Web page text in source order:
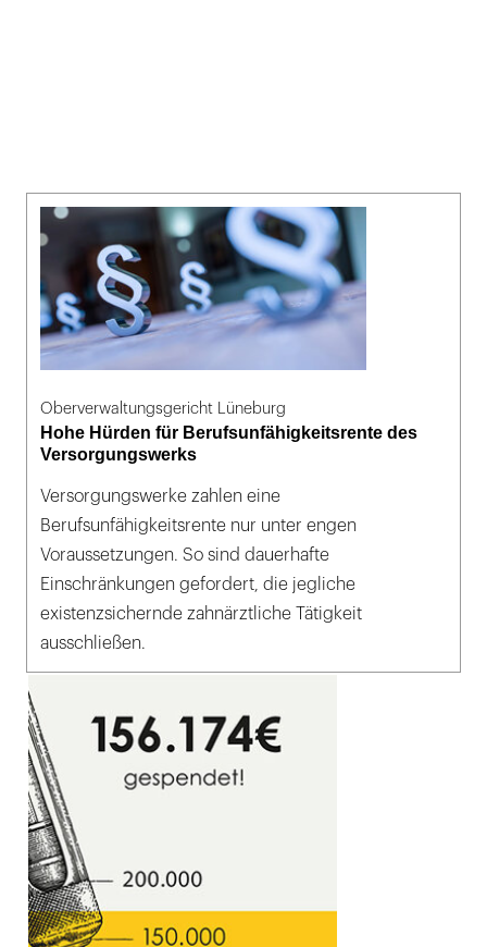
Oberverwaltungsgericht Lüneburg
Hohe Hürden für Berufsunfähigkeitsrente des
Versorgungswerks
Versorgungswerke zahlen eine
Berufsunfähigkeitsrente nur unter engen
Voraussetzungen. So sind dauerhafte
Einschränkungen gefordert, die jegliche
existenzsichernde zahnärztliche Tätigkeit
ausschließen.